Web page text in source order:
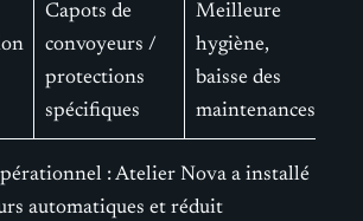
Capots de
convoyeurs /
protections
spécifiques
Meilleure
hygiène,
baisse des
maintenances
: Atelier Nova a installé
automatiques et réduit